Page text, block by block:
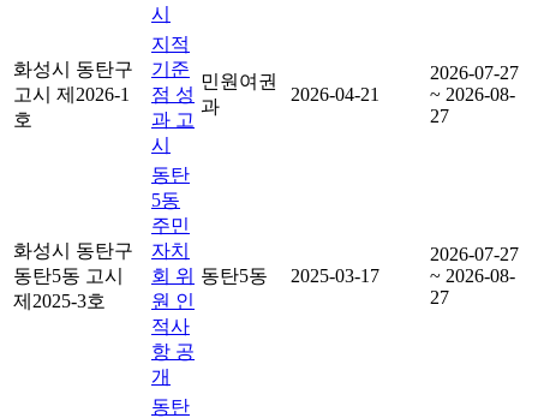
시
화성시 동탄구
고시 제2026-1
호
지적
기준
점 성
과 고
시
민원여권
과
2026-04-21
2026-07-27
~ 2026-08-
27
화성시 동탄구
동탄5동 고시
제2025-3호
동탄
5동
주민
자치
회 위
원 인
적사
항 공
개
동탄5동 2025-03-17
2026-07-27
~ 2026-08-
27
동탄